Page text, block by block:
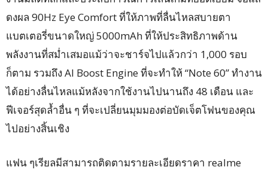
ดงผล 90Hz Eye Comfort ที่ให้ภาพที่ลื่นไหลสบายตา
แบตเตอรี่ขนาดใหญ่ 5000mAh ที่ให้ประสิทธิภาพด้าน
พลังงานที่สม่ำเสมอแม้ว่าจะชาร์จไปแล้วกว่า 1,000 รอบ
ก็ตาม รวมถึง AI Boost Engine ที่จะทำให้ “Note 60” ทำงาน
ได้อย่างลื่นไหลแม้หลังจากใช้งานไปนานถึง 48 เดือน และ
ฟีเจอร์สุดล้ำอื่น ๆ ที่จะเปลี่ยนมุมมองต่อบัดเจ็ตโฟนของคุณ
ไปอย่างสิ้นเชิง
แฟน ๆเรียลมีสามารถติดตามรายละเอียดราคา realme